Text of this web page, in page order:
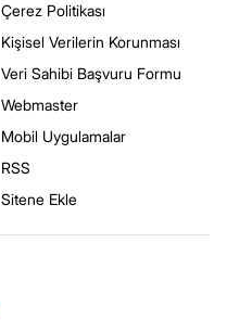
Çerez Politikası
Kişisel Verilerin Korunması
Veri Sahibi Başvuru Formu
Webmaster
Mobil Uygulamalar
RSS
Sitene Ekle